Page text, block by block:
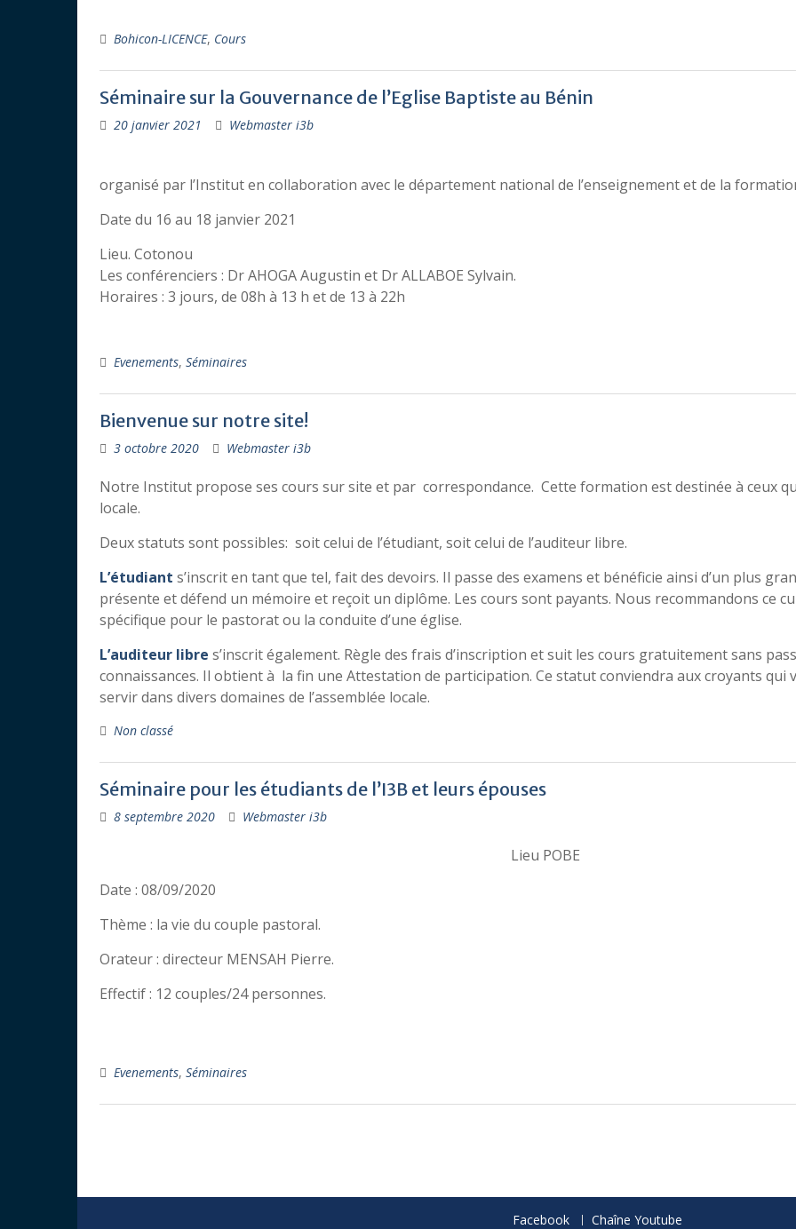
Bohicon-LICENCE, Cours
Séminaire sur la Gouvernance de l’Eglise Baptiste au Bénin
20 janvier 2021 Webmaster i3b
organisé par l’Institut en collaboration avec le département national de l’enseignement et de la
Date du 16 au 18 janvier 2021
Lieu. Cotonou
Les conférenciers : Dr AHOGA Augustin et Dr ALLABOE Sylvain.
Horaires : 3 jours, de 08h à 13 h et de 13 à 22h
Evenements, Séminaires
Bienvenue sur notre site!
3 octobre 2020 Webmaster i3b
Notre Institut propose ses cours sur site et par correspondance. Cette formation est destinée à ceux
locale.
Deux statuts sont possibles: soit celui de l’étudiant, soit celui de l’auditeur libre.
L’étudiant s’inscrit en tant que tel, fait des devoirs. Il passe des examens et bénéficie ainsi d’un plus
présente et défend un mémoire et reçoit un diplôme. Les cours sont payants. Nous recommandons ce
spécifique pour le pastorat ou la conduite d’une église.
L’auditeur libre s’inscrit également. Règle des frais d’inscription et suit les cours gratuitement sans
connaissances. Il obtient à la fin une Attestation de participation. Ce statut conviendra aux croyants
servir dans divers domaines de l’assemblée locale.
Non classé
Séminaire pour les étudiants de l’I3B et leurs épouses
8 septembre 2020 Webmaster i3b
Lieu POBE
Date : 08/09/2020
Thème : la vie du couple pastoral.
Orateur : directeur MENSAH Pierre.
Effectif : 12 couples/24 personnes.
Evenements, Séminaires
Facebook Chaîne Youtube